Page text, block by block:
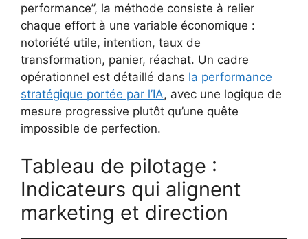
performance”, la méthode consiste à relier
chaque effort à une variable économique :
notoriété utile, intention, taux de
transformation, panier, réachat. Un cadre
opérationnel est détaillé dans la performance
stratégique portée par l’IA, avec une logique de
mesure progressive plutôt qu’une quête
impossible de perfection.
Tableau de pilotage :
Indicateurs qui alignent
marketing et direction